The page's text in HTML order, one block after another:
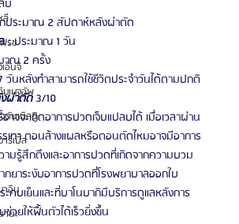
ลี
รช
อ็นจี
เมจอัพ
ดับเบิลยู
ร์เบิ้ล
าอิน
นะ
บ
ประมาณ 2 สัปดาห์หลังผ่าตัด
: ประมาณ 1 วัน
าณ 2 ครั้ง
นหลังทำสามารถใช้ชีวิตประจำวันได้ตามปกติ
ผ่าตัด 3/10
จจะเกิดอาการปวดเจ็บแปลบได้ เมื่อเวลาผ่าน
เทา ตอนล้างแผลหรือตอนตัดไหมอาจมีอาการ
ามรู้สึกตึงและอาการปวดที่เกิดจากความบวม
กยาระงับอาการปวดที่โรงพยาบาลออกใบ
คบเย็นและที่บาโนบากิมีบริการดูแลหลังการ
วยให้ฟื้นตัวได้เร็วยิ่งขึ้น